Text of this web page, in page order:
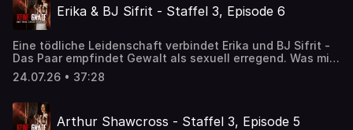
Erika & BJ Sifrit - Staffel 3, Episode 6
Eine tödliche Leidenschaft verbindet Erika und BJ Sifrit -
Das Paar empfindet Gewalt als sexuell erregend. Was mit
Einbrüchen beginnt, endet in einem makabren Spiel aus
Manipulation, Gewalt und Tod.
24.07.26 • 37:28
Arthur Shawcross - Staffel 3, Episode 5